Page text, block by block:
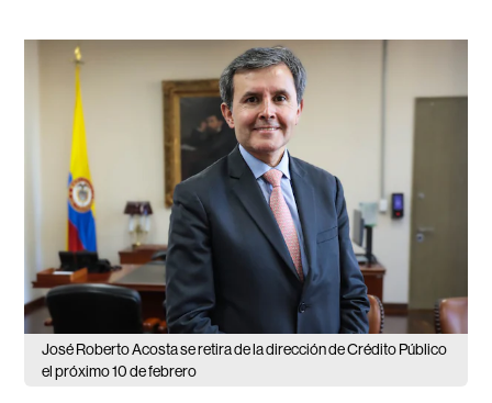
José Roberto Acosta se retira de la dirección de Crédito Público
el próximo 10 de febrero